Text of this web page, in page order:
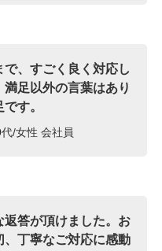
、すごく良く対応し
足以外の言葉はあり
す。
/女性 会社員
返答が頂けました。お
、丁寧なご対応に感動